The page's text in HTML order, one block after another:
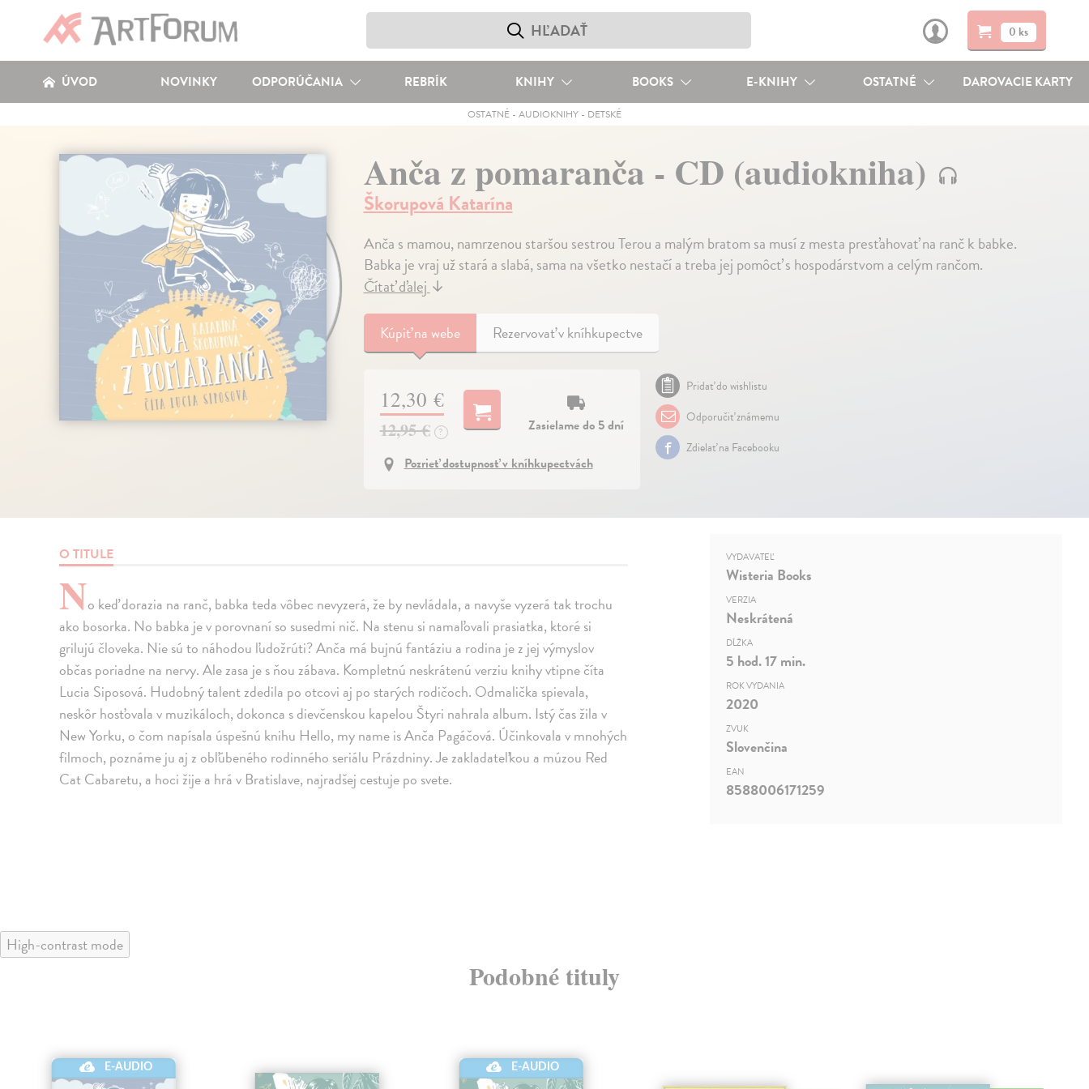
0 ks
ÚVOD NOVINKY ODPORÚČANIA REBRÍK KNIHY BOOKS E-KNIHY OSTATNÉ DAROVACIE KARTY
OSTATNÉ- AUDIOKNIHY- DETSKÉ
Anča z pomaranča - CD (audiokniha)
Škorupová Katarína
Anča s mamou, namrzenou staršou sestrou Terou a malým bratom sa musí z mesta presťahovať na ranč k babke.
Babka je vraj už stará a slabá, sama na všetko nestačí a treba jej pomôcť s hospodárstvom a celým rančom.
Čítať ďalej↓
Kúpiťna webe Rezervovať v kníhkupectve
12,30 €
12,95 € ?
Zasielame do 5 dní
Pozrieť dostupnosť v kníhkupectvách
Pridať do wishlistu
Odporučiť známemu
Zdielať na Facebooku
O TITULE
No keď dorazia na ranč, babka teda vôbec nevyzerá, že by nevládala, a navyše vyzerá tak trochu
ako bosorka. No babka je v porovnaní so susedmi nič. Na stenu si namaľovali prasiatka, ktoré si
grilujú človeka. Nie sú to náhodou ľudožrúti? Anča má bujnú fantáziu a rodina je z jej výmyslov
občas poriadne na nervy. Ale zasa je s ňou zábava. Kompletnú neskrátenú verziu knihy vtipne číta
Lucia Siposová. Hudobný talent zdedila po otcovi aj po starých rodičoch. Odmalička spievala,
neskôr hosťovala v muzikáloch, dokonca s dievčenskou kapelou Štyri nahrala album. Istý čas žila v
New Yorku, o čom napísala úspešnú knihu Hello, my name is Anča Pagáčová. Účinkovala v mnohých
filmoch, poznáme ju aj z obľúbeného rodinného seriálu Prázdniny. Je zakladateľkou a múzou Red
Cat Cabaretu, a hoci žije a hrá v Bratislave, najradšej cestuje po svete.
VYDAVATEĽ
Wisteria Books
VERZIA
Neskrátená
DĹŽKA
5 hod. 17 min.
ROK VYDANIA
2020
ZVUK
Slovenčina
EAN
8588006171259
High-contrast mode
Podobné tituly
E-AUDIO E-AUDIO